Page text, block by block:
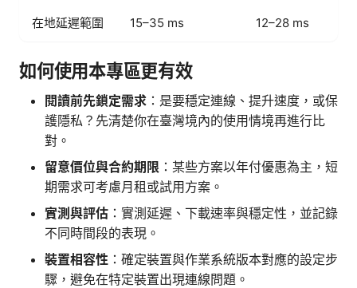
在地延遲範圍 15–35 ms 12–28 ms
如何使用本專區更有效
閱讀前先鎖定需求 ：是要穩定連線、提升速度，或保
護隱私？先清楚你在臺灣境內的使用情境再進行比
對。
留意價位與合約期限 ：某些方案以年付優惠為主，短
期需求可考慮月租或試用方案。
實測與評估 ：實測延遲、下載速率與穩定性，並記錄
不同時間段的表現。
裝置相容性 ：確定裝置與作業系統版本對應的設定步
驟，避免在特定裝置出現連線問題。